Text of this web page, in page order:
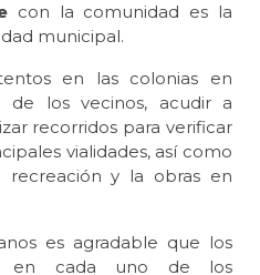
con la comunidad es la
municipal.
en las colonias en
los vecinos, acudir a
recorridos para verificar
vialidades, así como
recreación y la obras en
es agradable que los
en cada uno de los